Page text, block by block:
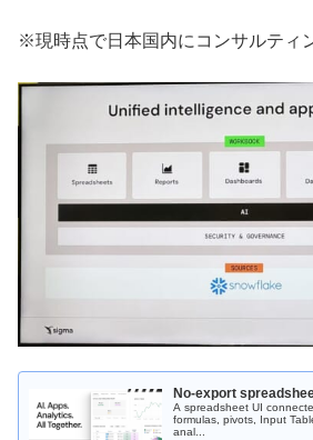
※現時点で日本国内にコンサルティ
No-export
A spreadsheet UI
formulas, pivots, Input
anal...